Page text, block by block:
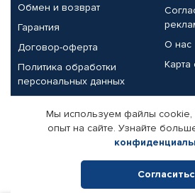
Обмен и возврат
Гарантия
Договор-оферта
Политика обработки
персональных данных
О нас
Карта
Партнерам
Корпоративным клиентам
Поставщикам
Мы используем файлы cookie,
опыт на сайте. Узнайте